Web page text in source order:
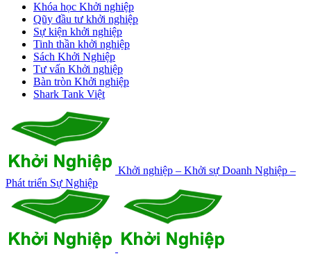
Khóa học Khởi nghiệp
Qũy đầu tư khởi nghiệp
Sự kiện khởi nghiệp
Tinh thần khởi nghiệp
Sách Khởi Nghiệp
Tư vấn Khởi nghiệp
Bàn tròn Khởi nghiệp
Shark Tank Việt
Khởi nghiệp – Khởi sự Doanh Nghiệp –
Phát triển Sự Nghiệp